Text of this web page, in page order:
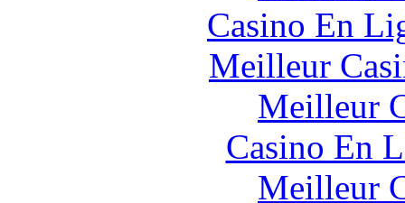
Casino En
Meilleur
Meilleur
Casino En
Meilleur